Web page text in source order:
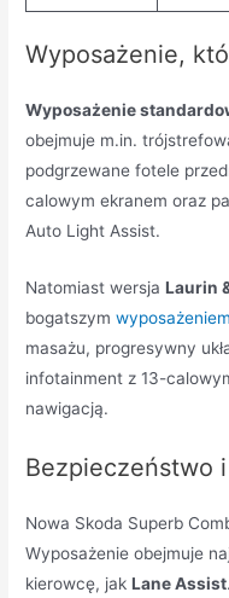
Wyposażenie,
Wyposażenie
obejmuje m.in.
podgrzewane fotele
calowym ekranem oraz
Auto Light Assist.
Natomiast wersjaLaurin
bogatszymwyposażeniem
masażu, progresywny
infotainment z 13-
nawigacją.
Bezpieczeństwo
Nowa Skoda Superb
Wyposażenie obejmuje
kierowcę, jakLane Assist